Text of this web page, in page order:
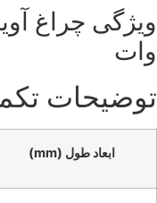
وات
توضیحات
ابعاد طول (mm)